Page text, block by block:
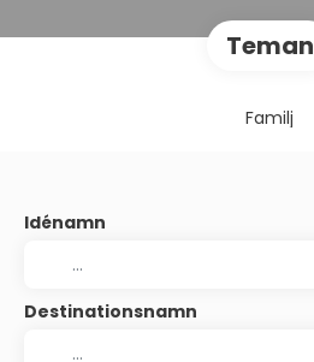
Teman
Familj
Idénamn
Destinationsnamn